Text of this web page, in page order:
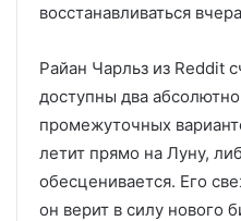
восстанавливаться
Райан Чарльз из Reddit
доступны два
промежуточных
летит прямо на Луну,
обесценивается. Его
он верит в силу нового